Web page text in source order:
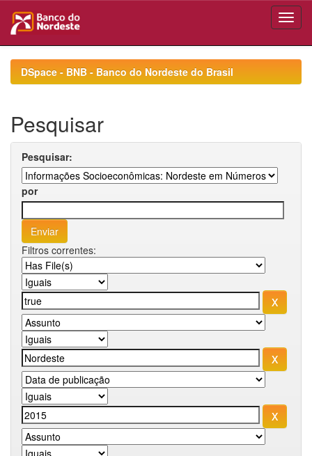
navigationDSpace - BNB - Banco do Nordeste do Brasil
Pesquisar
Pesquisar:
por
Filtros correntes: